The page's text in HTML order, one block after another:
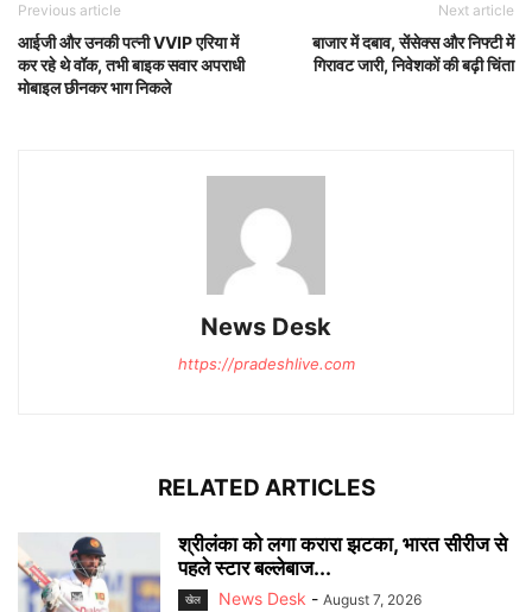
Previous article
आईजी और उनकी पत्नी VVIP एरिया में
कर रहे थे वॉक, तभी बाइक सवार अपराधी
मोबाइल छीनकर भाग निकले
Next article
बाजार में दबाव, सेंसेक्स और निफ्टी में
गिरावट जारी, निवेशकों की बढ़ी चिंता
News Desk
https://pradeshlive.com
RELATED ARTICLES
श्रीलंका को लगा करारा झटका, भारत सीरीज से
पहले स्टार बल्लेबाज...
खेल News Desk - August 7, 2026